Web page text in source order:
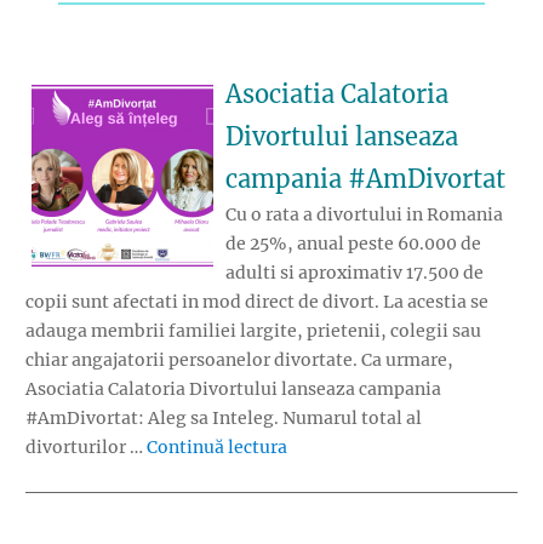
Asociatia Calatoria
Divortului lanseaza
campania #AmDivortat
Cu o rata a divortului in Romania
de 25%, anual peste 60.000 de
adulti si aproximativ 17.500 de
copii sunt afectati in mod direct de divort. La acestia se
adauga membrii familiei largite, prietenii, colegii sau
chiar angajatorii persoanelor divortate. Ca urmare,
Asociatia Calatoria Divortului lanseaza campania
#AmDivortat: Aleg sa Inteleg. Numarul total al
divorturilor … Continuă lectura